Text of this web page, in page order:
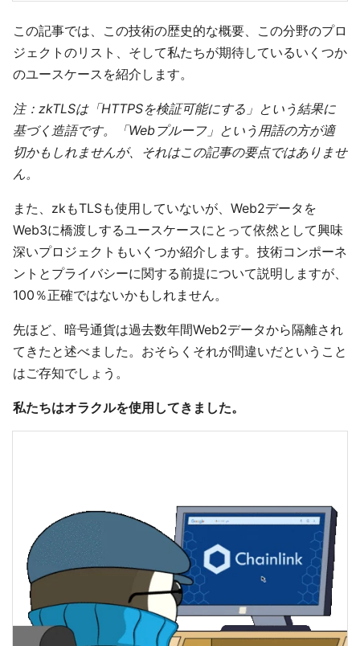
この記事では、この技術の歴史的な概要、この分野のプロ
ジェクトのリスト、そして私たちが期待しているいくつか
のユースケースを紹介します。
注：zkTLSは「HTTPSを検証可能にする」という結果に
基づく造語です。「Webプルーフ」という用語の方が適
切かもしれませんが、それはこの記事の要点ではありませ
ん。
また、zkもTLSも使用していないが、Web2データを
Web3に橋渡しするユースケースにとって依然として興味
深いプロジェクトもいくつか紹介します。技術コンポーネ
ントとプライバシーに関する前提について説明しますが、
100％正確ではないかもしれません。
先ほど、暗号通貨は過去数年間Web2データから隔離され
てきたと述べました。おそらくそれが間違いだということ
はご存知でしょう。
私たちはオラクルを使用してきました。